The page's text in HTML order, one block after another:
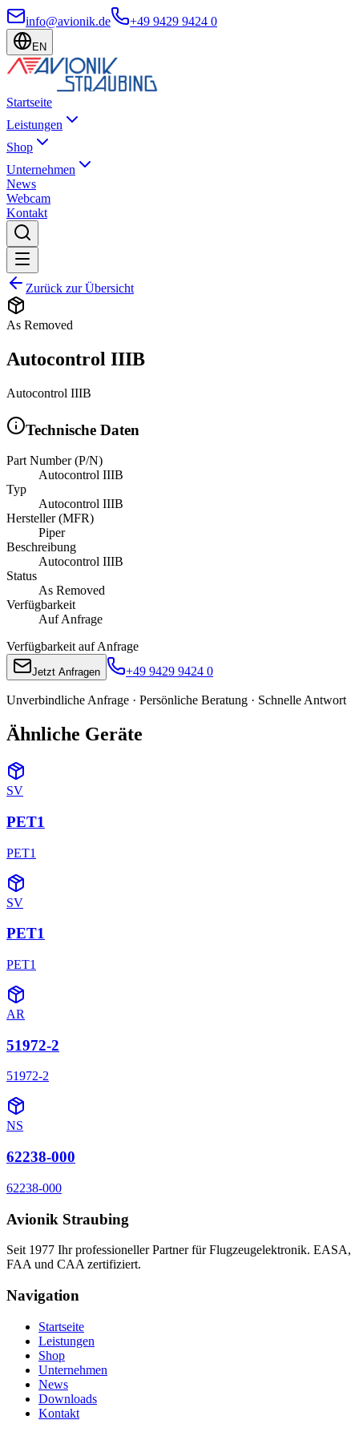
info@avionik.de +49 9429 9424 0
EN
Startseite
Leistungen
Shop
Unternehmen
News
Webcam
Kontakt
Zurück zur Übersicht
As Removed
Autocontrol IIIB
Autocontrol IIIB
Technische Daten
Part Number (P/N)
Autocontrol IIIB
Typ
Autocontrol IIIB
Hersteller (MFR)
Piper
Beschreibung
Autocontrol IIIB
Status
As Removed
Verfügbarkeit
Auf Anfrage
Verfügbarkeit auf Anfrage
Jetzt Anfragen +49 9429 9424 0
Unverbindliche Anfrage · Persönliche Beratung · Schnelle Antwort
Ähnliche Geräte
SV
PET1
PET1
SV
PET1
PET1
AR
51972-2
51972-2
NS
62238-000
62238-000
Avionik Straubing
Seit 1977 Ihr professioneller Partner für Flugzeugelektronik. EASA,
FAA und CAA zertifiziert.
Navigation
Startseite
Leistungen
Shop
Unternehmen
News
Downloads
Kontakt